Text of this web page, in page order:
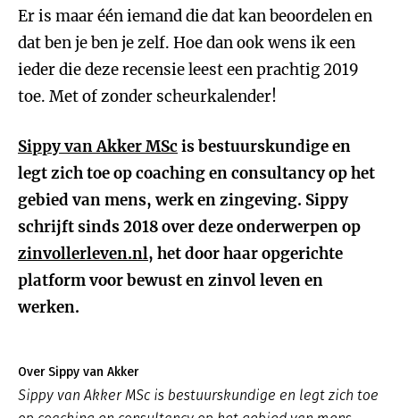
Er is maar één iemand die dat kan beoordelen en
dat ben je ben je zelf. Hoe dan ook wens ik een
ieder die deze recensie leest een prachtig 2019
toe. Met of zonder scheurkalender!
Sippy van Akker MSc is bestuurskundige en
legt zich toe op coaching en consultancy op het
gebied van mens, werk en zingeving. Sippy
schrijft sinds 2018 over deze onderwerpen op
zinvollerleven.nl, het door haar opgerichte
platform voor bewust en zinvol leven en
werken.
Over Sippy van Akker
Sippy van Akker MSc is bestuurskundige en legt zich toe